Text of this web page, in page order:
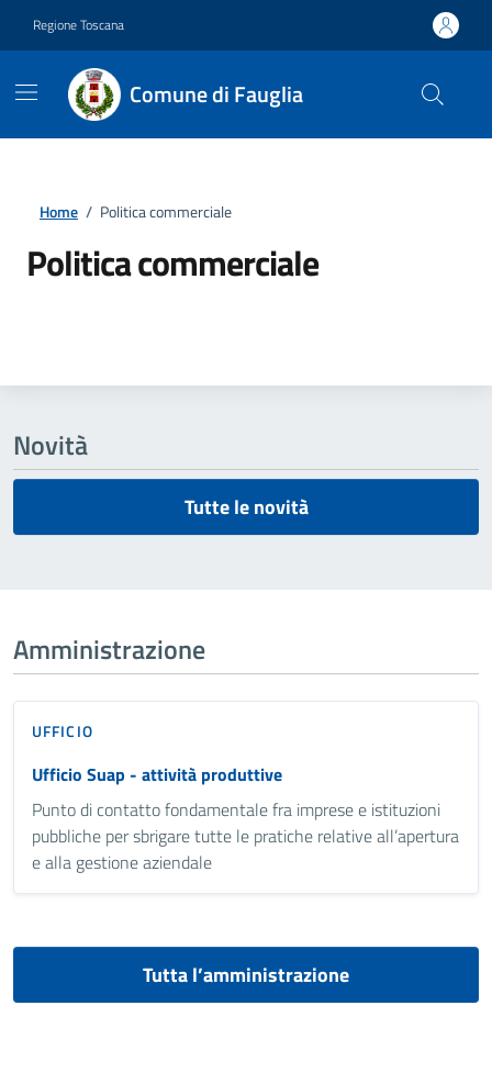
Regione Toscana
Comune di Fauglia
Home / Politica commerciale
Politica commerciale
Novità
Tutte le novità
Amministrazione
UFFICIO
Ufficio Suap - attività produttive
Punto di contatto fondamentale fra imprese e istituzioni
pubbliche per sbrigare tutte le pratiche relative all’apertura
e alla gestione aziendale
Tutta l’amministrazione